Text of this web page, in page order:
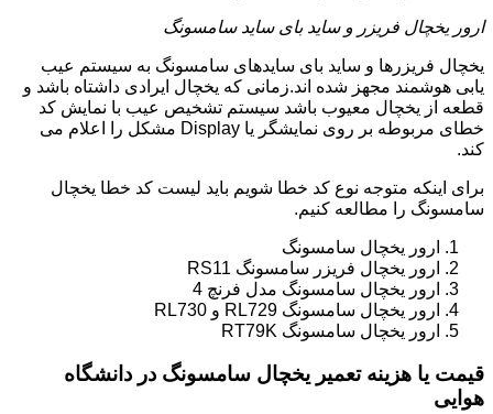
ارور یخچال فریزر و ساید بای ساید سامسونگ
یخچال فریزرها و ساید بای سایدهای سامسونگ به سیستم عیب
یابی هوشمند مجهز شده اند.زمانی که یخچال ایرادی داشتاه باشد و
قطعه از یخچال معیوب باشد سیستم تشخیص عیب با نمایش کد
خطای مربوطه بر روی نمایشگر یا Display مشکل را اعلام می
کند.
برای اینکه متوجه نوع کد خطا شویم باید لیست کد خطا یخچال
سامسونگ را مطالعه کنیم.
ارور یخچال سامسونگ
ارور یخچال فریزر سامسونگ RS11
ارور یخچال سامسونگ مدل فرنچ 4
ارور یخچال سامسونگ RL729 و RL730
ارور یخچال سامسونگ RT79K
قیمت یا هزینه تعمیر یخچال سامسونگ در دانشگاه
هوایی